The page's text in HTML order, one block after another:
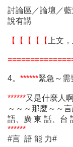
討論區／論壇／
說有講
【【【【【 上文
4。 ******緊急～需
******又是什麼人
～～～那麼～～
語、廣 東 話、台
******
#言 語 能 力#